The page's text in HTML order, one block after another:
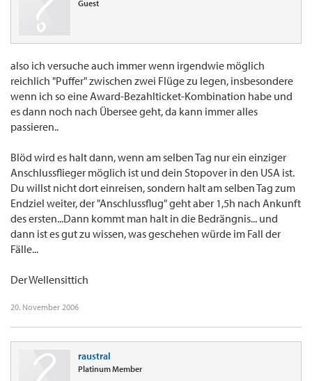
Guest
also ich versuche auch immer wenn irgendwie möglich
reichlich "Puffer" zwischen zwei Flüge zu legen, insbesondere
wenn ich so eine Award-Bezahlticket-Kombination habe und
es dann noch nach Übersee geht, da kann immer alles
passieren..
Blöd wird es halt dann, wenn am selben Tag nur ein einziger
Anschlussflieger möglich ist und dein Stopover in den USA ist.
Du willst nicht dort einreisen, sondern halt am selben Tag zum
Endziel weiter, der "Anschlussflug" geht aber 1,5h nach Ankunft
des ersten...Dann kommt man halt in die Bedrängnis... und
dann ist es gut zu wissen, was geschehen würde im Fall der
Fälle...
Der Wellensittich
20. November 2006
raustral
Platinum Member